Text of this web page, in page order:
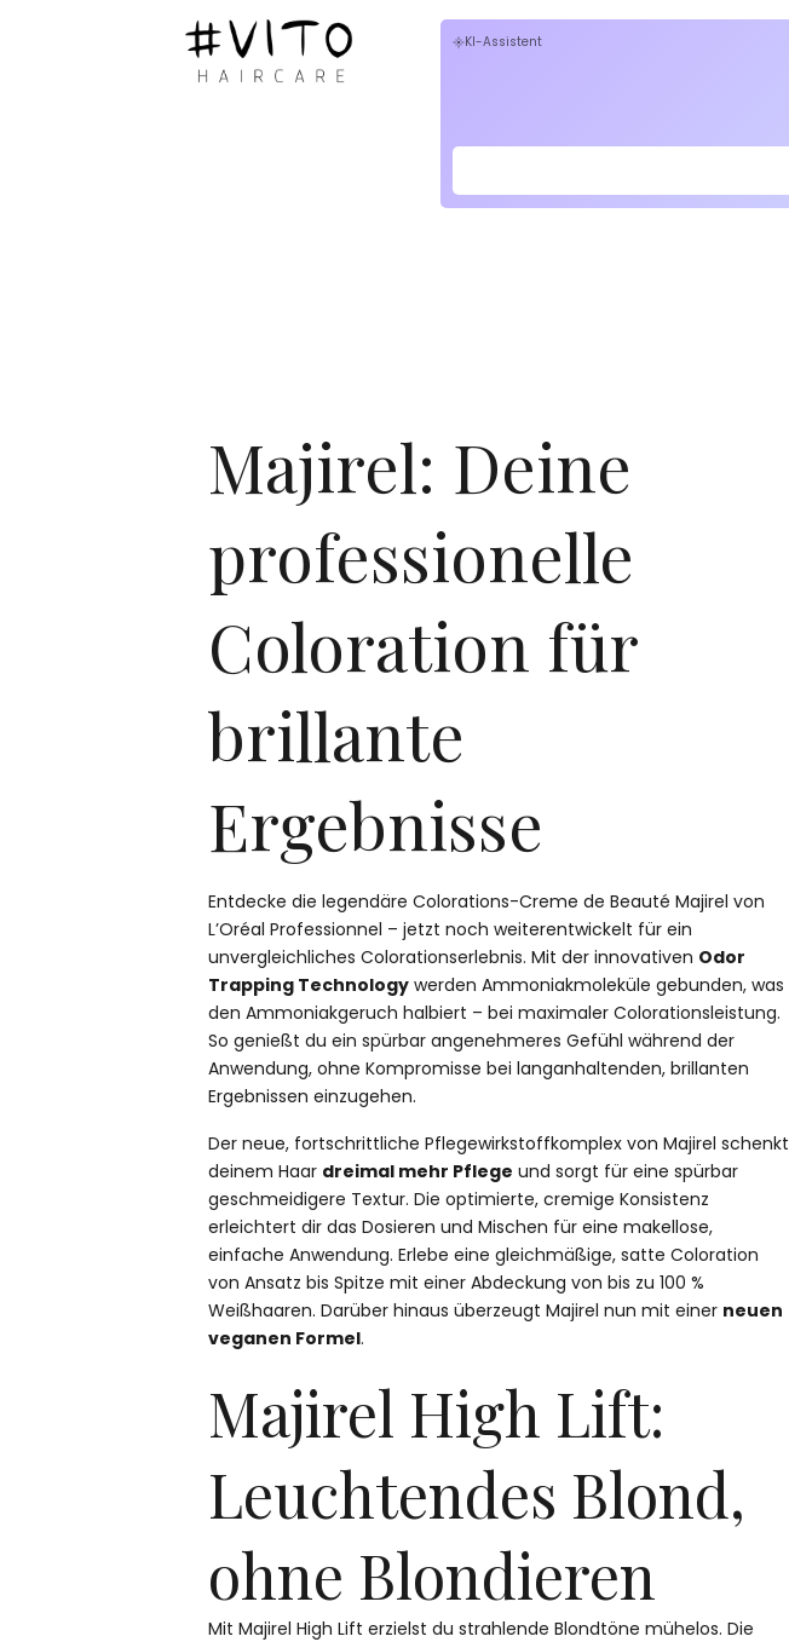
flareKI-Assistent
Majirel: Deine
professionelle
Coloration für
brillante
Ergebnisse
Entdecke die legendäre Colorations-Creme de Beauté Majirel von
L’Oréal Professionnel – jetzt noch weiterentwickelt für ein
unvergleichliches Colorationserlebnis. Mit der innovativen Odor
Trapping Technology werden Ammoniakmoleküle gebunden, was
den Ammoniakgeruch halbiert – bei maximaler Colorationsleistung.
So genießt du ein spürbar angenehmeres Gefühl während der
Anwendung, ohne Kompromisse bei langanhaltenden, brillanten
Ergebnissen einzugehen.
Der neue, fortschrittliche Pflegewirkstoffkomplex von Majirel schenkt
deinem Haar dreimal mehr Pflege und sorgt für eine spürbar
geschmeidigere Textur. Die optimierte, cremige Konsistenz
erleichtert dir das Dosieren und Mischen für eine makellose,
einfache Anwendung. Erlebe eine gleichmäßige, satte Coloration
von Ansatz bis Spitze mit einer Abdeckung von bis zu 100 %
Weißhaaren. Darüber hinaus überzeugt Majirel nun mit einer neuen
veganen Formel.
Majirel High Lift:
Leuchtendes Blond,
ohne Blondieren
Mit Majirel High Lift erzielst du strahlende Blondtöne mühelos. Die